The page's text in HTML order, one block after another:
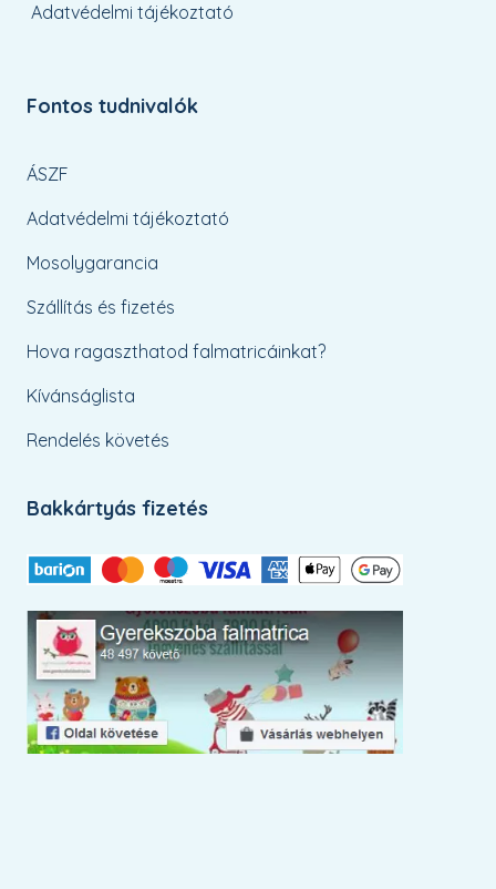
Adatvédelmi tájékoztató
Fontos tudnivalók
ÁSZF
Adatvédelmi tájékoztató
Mosolygarancia
Szállítás és fizetés
Hova ragaszthatod falmatricáinkat?
Kívánságlista
Rendelés követés
Bakkártyás fizetés